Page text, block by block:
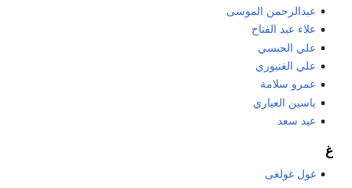
عبدالرحمن الموسى
علاء عبد الفتاح
علي الحبسي
علي الغنبوري
عمرو سلامة
ياسين العياري
عيد سعد
غ
غول غولغى